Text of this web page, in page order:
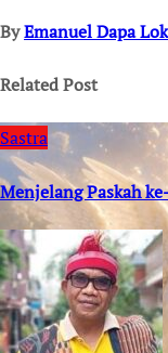
ByEmanuel Dapa
Related Post
Sastra
Menjelang Paskah